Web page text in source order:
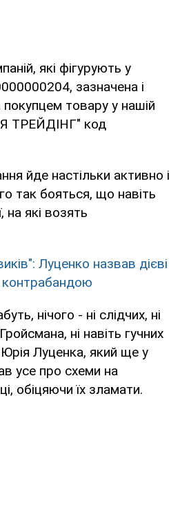
які фігурують у
зазначена і
товару у нашій
ТРЕЙДІНГ" код
йде настільки активно і
так бояться, що навіть
на які возять
Луценко назвав дієві
нічого - ні слідчих, ні
ні навіть гучних
Луценка, який ще у
усе про схеми на
обіцяючи їх зламати.